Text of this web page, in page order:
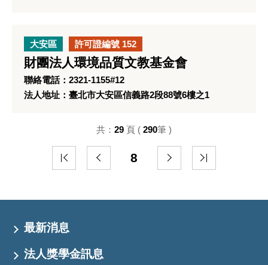
大安區 許可證編號 152
財團法人環境品質文教基金會
聯絡電話：2321-1155#12
法人地址：臺北市大安區信義路2段88號6樓之1
8
共： 29 頁 ( 290筆 )
最新消息
法人獎學金訊息